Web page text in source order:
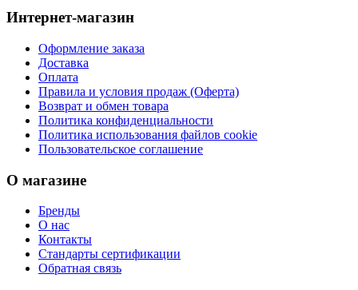
Интернет-магазин
Оформление заказа
Доставка
Оплата
Правила и условия продаж (Оферта)
Возврат и обмен товара
Политика конфиденциальности
Политика использования файлов cookie
Пользовательское соглашение
О магазине
Бренды
О нас
Контакты
Стандарты сертификации
Обратная связь